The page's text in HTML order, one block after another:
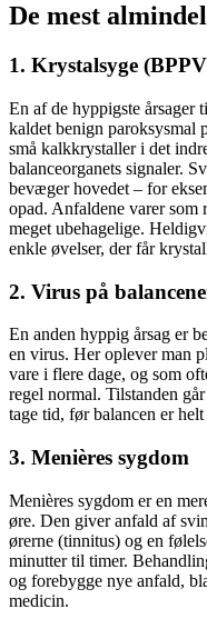
De mest
1. Krystalsyge
En af de hyppigste årsager
kaldet benign paroksysmal
små kalkkrystaller i det
balanceorganets signaler.
bevæger hovedet – for
opad. Anfaldene varer
meget ubehagelige.
enkle øvelser, der får
2. Virus på
En anden hyppig årsag er
en virus. Her oplever man
vare i flere dage, og som
regel normal. Tilstanden
tage tid, før balancen er helt
3. Menières sygdom
Menières sygdom er en
øre. Den giver anfald af
ørerne (tinnitus) og en
minutter til timer.
og forebygge nye anfald,
medicin.